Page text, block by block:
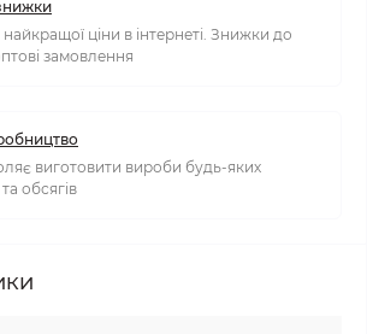
найкращої ціни в інтернеті. Знижки до
замовлення
виготовити вироби будь-яких
обсягів